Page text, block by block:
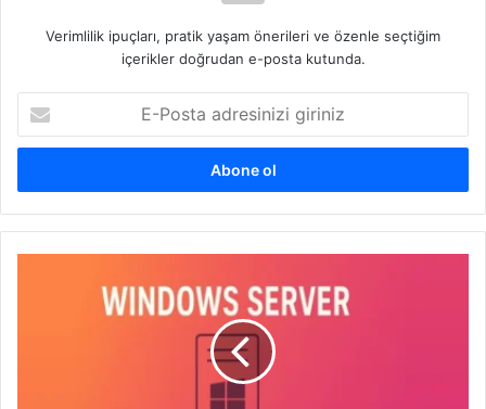
Verimlilik ipuçları, pratik yaşam önerileri ve özenle seçtiğim
içerikler doğrudan e-posta kutunda.
Posta
adresinizi